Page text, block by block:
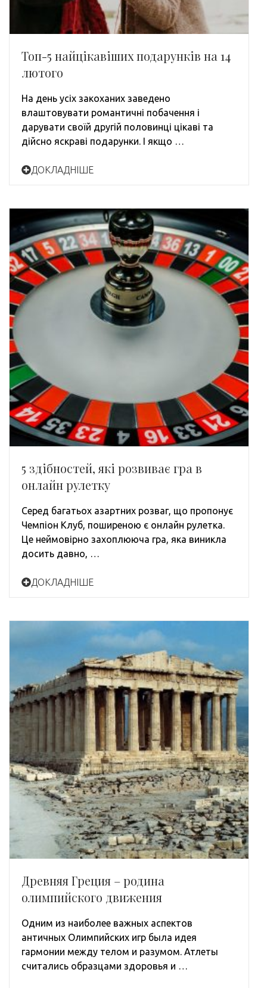
Топ-5 найцікавіших подарунків на 14
лютого
На день усіх закоханих заведено
влаштовувати романтичні побачення і
дарувати своїй другій половинці цікаві та
дійсно яскраві подарунки. І якщо …
ДОКЛАДНІШЕ
5 здібностей, які розвиває гра в
онлайн рулетку
Серед багатьох азартних розваг, що пропонує
Чемпіон Клуб, поширеною є онлайн рулетка.
Це неймовірно захоплююча гра, яка виникла
досить давно, …
ДОКЛАДНІШЕ
Древняя Греция – родина
олимпийского движения
Одним из наиболее важных аспектов
античных Олимпийских игр была идея
гармонии между телом и разумом. Атлеты
считались образцами здоровья и …